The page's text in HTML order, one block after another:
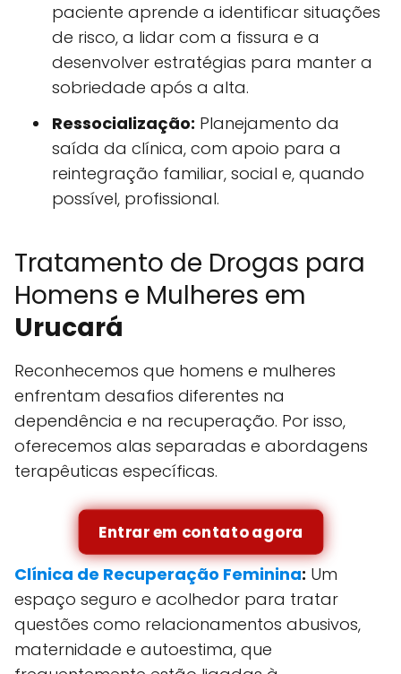
paciente aprende a identificar situações
de risco, a lidar com a fissura e a
desenvolver estratégias para manter a
sobriedade após a alta.
Ressocialização: Planejamento da
saída da clínica, com apoio para a
reintegração familiar, social e, quando
possível, profissional.
Tratamento de Drogas para
Homens e Mulheres em
Urucará
Reconhecemos que homens e mulheres
enfrentam desafios diferentes na
dependência e na recuperação. Por isso,
oferecemos alas separadas e abordagens
terapêuticas específicas.
Entrar em contato agora
Clínica de Recuperação Feminina: Um
espaço seguro e acolhedor para tratar
questões como relacionamentos abusivos,
maternidade e autoestima, que